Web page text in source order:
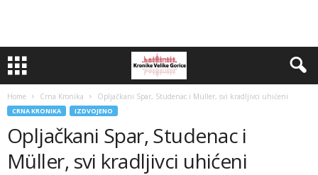
Home Crna Kronika Opljačkani Spar, Studenac i Müller, svi kradljivci uhićeni
CRNA KRONIKA IZDVOJENO
Opljačkani Spar, Studenac i
Müller, svi kradljivci uhićeni